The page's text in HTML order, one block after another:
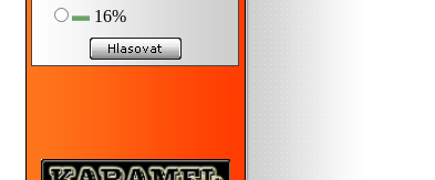
16%